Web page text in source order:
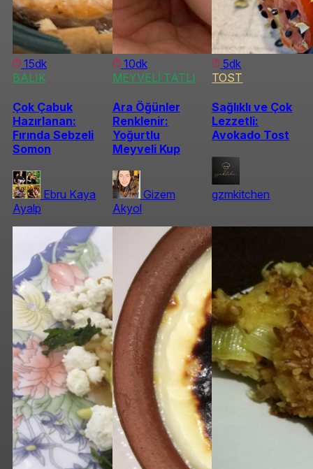
15dk
BALIK
Çok Çabuk
Hazırlanan:
Fırında Sebzeli
Somon
Ebru Kaya
Ayalp
10dk
MEYVELİ TATLI
Ara Öğünler
Renklenir:
Yoğurtlu
Meyveli Kup
Gizem
Akyol
5dk
TOST
Sağlıklı ve Çok
Lezzetli:
Avokado Tost
gzmkitchen